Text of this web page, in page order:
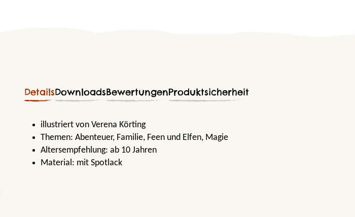
DetailsDownloadsBewertungenProduktsicherheit
illustriert von Verena Körting
Themen: Abenteuer, Familie, Feen und Elfen, Magie
Altersempfehlung: ab 10 Jahren
Material: mit Spotlack